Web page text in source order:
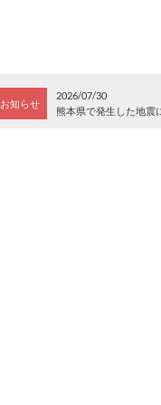
お知らせ
2026/07/30
熊本県で発生した地震